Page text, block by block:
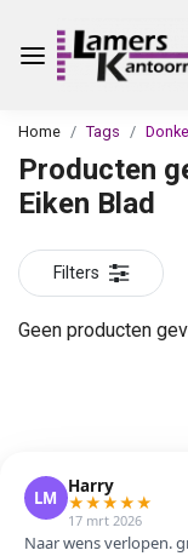
Home Tags
Producten
Eiken Blad
Filters
Geen producten
LM
Harry
★★★★★
17 mrt 2026
Naar wens verlopen.